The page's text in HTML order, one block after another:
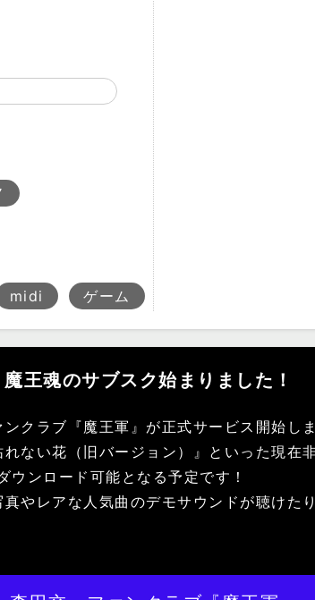
midi ゲーム
王魂のサブスク始まりました！
クラブ『魔王軍』が正式サービス開始し
ない花（旧バージョン）』といった現在
ウンロード可能となる予定です！
やレアな人気曲のデモサウンドが聴けた